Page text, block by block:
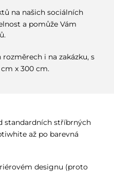
na našich sociálních
a pomůže Vám
i na zakázku, s
x 300 cm.
standardních stříbrných
až po barevná
designu (proto